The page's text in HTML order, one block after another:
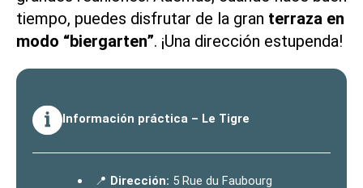
tiempo, puedes disfrutar de la gran terraza en
modo “biergarten”. ¡Una dirección estupenda!
Información práctica – Le Tigre
📍 Dirección: 5 Rue du Faubourg